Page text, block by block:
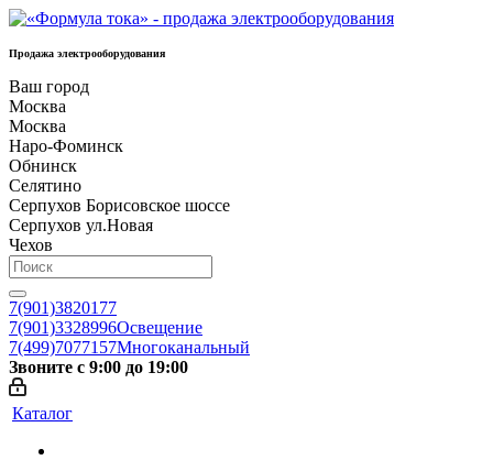
Продажа электрооборудования
Ваш город
Москва
Москва
Наро-Фоминск
Обнинск
Селятино
Серпухов Борисовское шоссе
Серпухов ул.Новая
Чехов
7(901)3820177
7(901)3328996Освещение
7(499)7077157Многоканальный
Звоните с 9:00 до 19:00
Каталог